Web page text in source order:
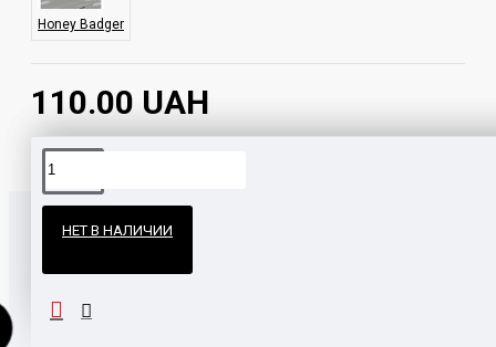
110.00 UAH
Honey Badger
НЕТ В НАЛИЧИИ